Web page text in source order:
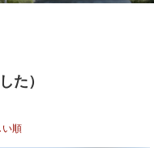
た）
い順